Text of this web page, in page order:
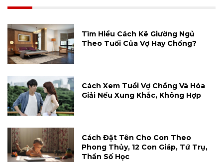
Tìm Hiểu Cách Kê Giường Ngủ
Theo Tuổi Của Vợ Hay Chồng?
Cách Xem Tuổi Vợ Chồng Và Hóa
Giải Nếu Xung Khắc, Không Hợp
Cách Đặt Tên Cho Con Theo
Phong Thủy, 12 Con Giáp, Tứ Trụ,
Thần Số Học